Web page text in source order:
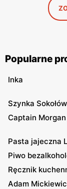
Popularne
Inka
Szynka Sokołów
Captain Morgan
Pasta jajeczna
Piwo
Ręcznik
Adam